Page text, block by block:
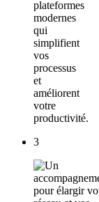
plateformes
modernes
qui
simplifient
vos
processus
et
améliorent
votre
productivité.
3